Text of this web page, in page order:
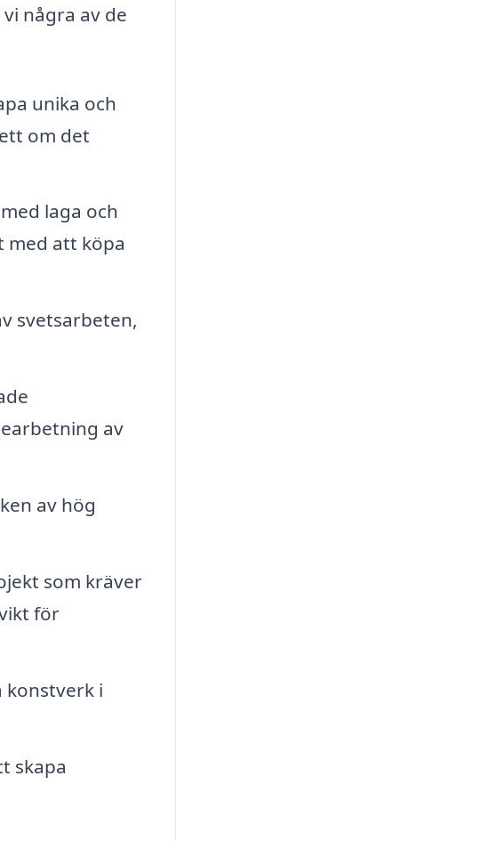
några av de
unika och
om det
laga och
med att köpa
svetsarbeten,
av
av hög
som kräver
för
konstverk i
skapa